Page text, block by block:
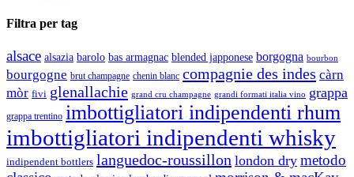
Filtra per tag
alsace alsazia barolo bas armagnac blended japponese borgogna bourbon
bourgogne brut champagne chenin blanc compagnie des indes càrn
mòr fivi glenallachie grand cru champagne grandi formati italia vino grappa
grappa trentino imbottigliatori indipendenti rhum
imbottigliatori indipendenti whisky
indipendent bottlers languedoc-roussillon london dry metodo